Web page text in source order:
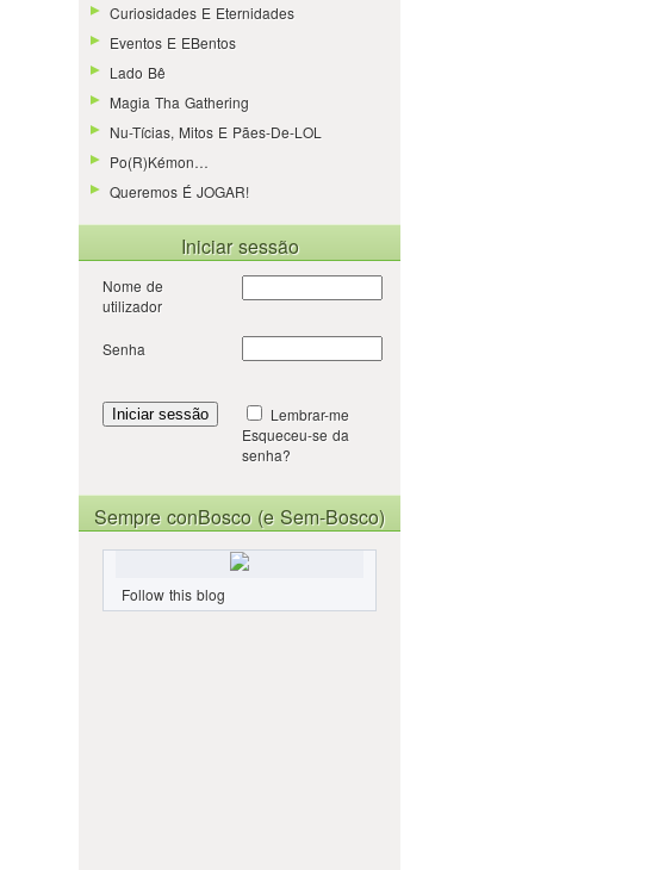
Curiosidades E Eternidades
Eventos E EBentos
Lado Bê
Magia Tha Gathering
Nu-Tícias, Mitos E Pães-De-LOL
Po(r)kémon…
Queremos É JOGAR!
Iniciar sessão
Nome de
utilizador
Senha
Lembrar-me
Esqueceu-se da
senha?
Sempre conBosco (e Sem-Bosco)
Follow this blog